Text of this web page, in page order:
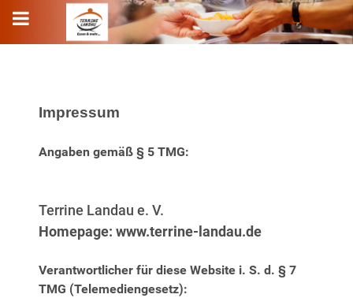
Impressum
Angaben gemäß § 5 TMG:
Terrine Landau e. V.
Homepage: www.terrine-landau.de
Verantwortlicher für diese Website i. S. d. § 7
TMG (Telemediengesetz):